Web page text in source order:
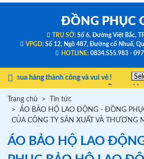
ĐỒNG PHỤC
TRỤ SỞ:Số 6, Đường Việt Bắc,
VPGD:Số 12, Ngõ 487, Đường cổ Nhuế,
HOTLINE: 0834.555.983 -
mua hàng thành công và vui vẻ !
Powered
Trang chủ
Tin tức
ÁO BẢO HỘ LAO ĐỘNG - ĐỒNG
CỦA CÔNG TY SẢN XUẤT VÀ THƯƠNG
ÁO BẢO HỘ LAO